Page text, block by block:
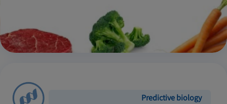
Predictive biology